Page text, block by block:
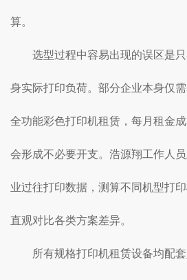
算。
选型过程中容易出现的误区是
身实际打印负荷。部分企业本身仅
全功能彩色打印机租赁，每月租金
会形成不必要开支。浩源翔工作人
业过往打印数据，测算不同机型打
直观对比各类方案差异。
所有规格打印机租赁设备均配